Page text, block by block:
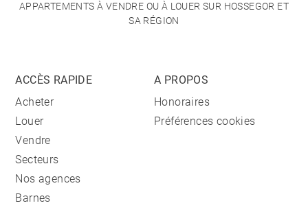
APPARTEMENTS À VENDRE OU À LOUER SUR HOSSEGOR ET
SA RÉGION
ACCÈS RAPIDE
Acheter
Louer
Vendre
Secteurs
Nos agences
Barnes
A PROPOS
Honoraires
Préférences cookies